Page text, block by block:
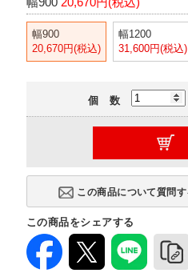
幅900
20,670円(税込)
幅1200
31,600円(税込)
個 数
この商品をシェアする